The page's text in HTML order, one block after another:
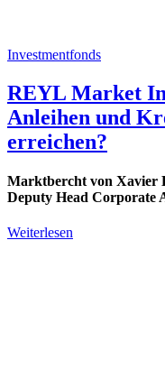
Investmentfonds
REYL Market
Anleihen und
erreichen?
Marktbercht von Xavier
Deputy Head Corporate
Weiterlesen